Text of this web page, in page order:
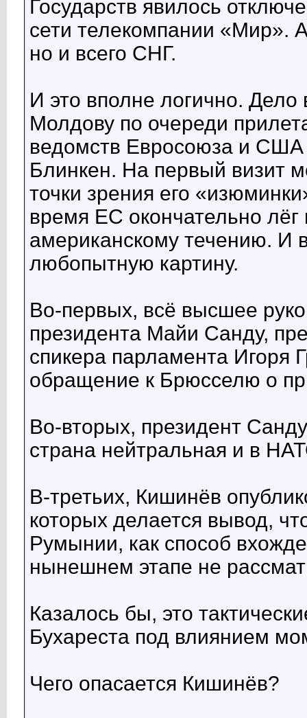
Государств явилось
сети телекомпании «Мир».
но и всего СНГ.
И это вполне логично.
Молдову по очереди
ведомств Евросоюза и
Блинкен. На первый визит
точки зрения его
время ЕС окончательно
американскому течению. И
любопытную картину.
Во-первых, всё высшее
президента Майи Санду,
спикера парламента Игоря
обращение к Брюсселю о
Во-вторых, президент
страна нейтральная и в
В-третьих, Кишинёв
которых делается вывод,
Румынии, как способ
нынешнем этапе не
Казалось бы, это
Бухареста под влиянием
Чего опасается Кишинёв?